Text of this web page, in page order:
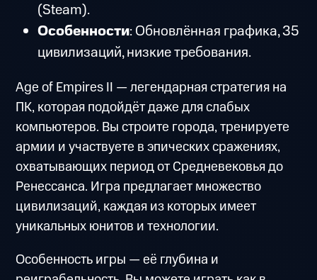
(Steam).
Особенности: Обновлённая графика, 35
цивилизаций, низкие требования.
Age of Empires II — легендарная стратегия на
ПК, которая подойдёт даже для слабых
компьютеров. Вы строите города, тренируете
армии и участвуете в эпических сражениях,
охватывающих период от Средневековья до
Ренессанса. Игра предлагает множество
цивилизаций, каждая из которых имеет
уникальных юнитов и технологии.
Особенность игры — её глубина и